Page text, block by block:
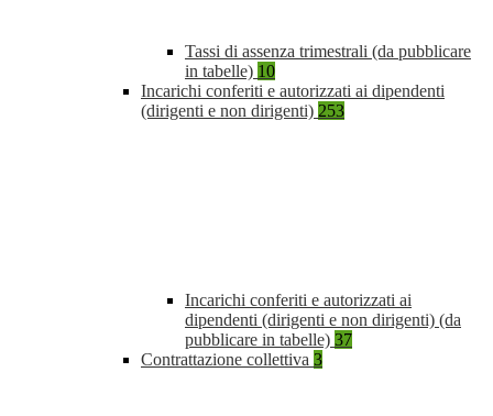
Tassi di assenza trimestrali (da pubblicare
in tabelle) 10
Incarichi conferiti e autorizzati ai dipendenti
(dirigenti e non dirigenti) 253
Incarichi conferiti e autorizzati ai
dipendenti (dirigenti e non dirigenti) (da
pubblicare in tabelle) 37
Contrattazione collettiva 3